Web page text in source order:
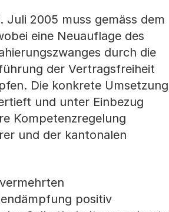
Juli 2005 muss gemäss dem
eine Neuauflage des
durch die
der Vertragsfreiheit
Die konkrete Umsetzung
und unter Einbezug
Kompetenzregelung
und der kantonalen
positiv